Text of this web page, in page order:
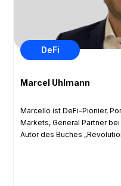
DeFi
Marcel Uhlmann
Marcello ist DeFi-Pionier,
Markets, General Partner
Autor des Buches